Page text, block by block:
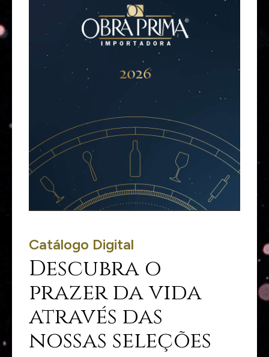
Catálogo Digital
Descubra o
prazer da vida
através das
nossas seleções